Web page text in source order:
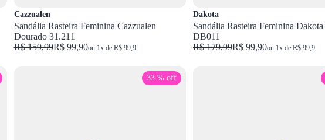
Cazzualen
Sandália Rasteira Feminina Cazzualen
Dourado 31.211
R$ 159,99R$ 99,90ou 1x de R$ 99,9
Dakota
Sandália Rasteira Feminina
DB011
R$ 179,99R$ 99,90ou 1x de R$ 99,9
33 % off